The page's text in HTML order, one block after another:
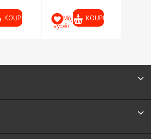
KOUPIT
Můj
výběr
KOUPIT